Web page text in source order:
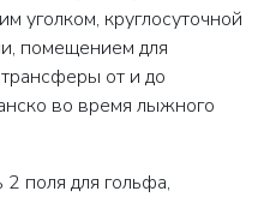
уголком, круглосуточной
помещением для
от и до
во время лыжного
поля для гольфа,